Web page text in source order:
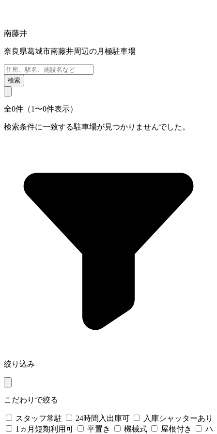
南藤井
奈良県葛城市南藤井周辺の月極駐車場
検索
全0件（1〜0件表示）
検索条件に一致する駐車場が見つかりませんでした。
絞り込み
こだわりで絞る
スタッフ常駐 24時間入出庫可
入庫シャッターあり
1ヵ月短期利用可
平置き 機械式 屋根付き
ハ